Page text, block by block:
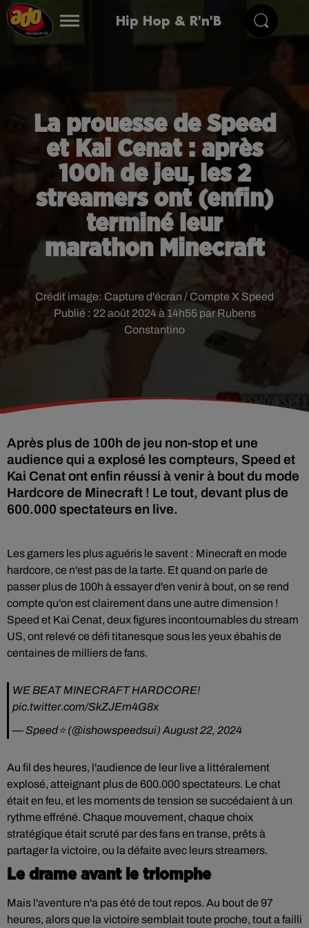
Hip Hop & R'n'B
La prouesse de Speed
et Kai Cenat : après
100h de jeu, les 2
streamers ont (enfin)
terminé leur
marathon Minecraft
Publié : 22 août 2024 à 14h55 par Rubens
Constantino
Crédit image: Capture d'écran / Compte X Speed
Après plus de 100h de jeu non-stop et une
audience qui a explosé les compteurs, Speed et
Kai Cenat ont enfin réussi à venir à bout du mode
Hardcore de Minecraft ! Le tout, devant plus de
600.000 spectateurs en live.
Les gamers les plus aguéris le savent : Minecraft en mode
hardcore, ce n'est pas de la tarte. Et quand on parle de
passer plus de 100h à essayer d'en venir à bout, on se rend
compte qu'on est clairement dans une autre dimension !
Speed et Kai Cenat, deux figures incontournables du stream
US, ont relevé ce défi titanesque sous les yeux ébahis de
centaines de milliers de fans.
WE BEAT MINECRAFT HARDCORE!
pic.twitter.com/SkZJEm4G8x
— Speed⭐️ (@ishowspeedsui) August 22, 2024
Au fil des heures, l'audience de leur live a littéralement
explosé, atteignant plus de 600.000 spectateurs. Le chat
était en feu, et les moments de tension se succédaient à un
rythme effréné. Chaque mouvement, chaque choix
stratégique était scruté par des fans en transe, prêts à
partager la victoire, ou la défaite avec leurs streamers.
Le drame avant le triomphe
Mais l'aventure n'a pas été de tout repos. Au bout de 97
heures, alors que la victoire semblait toute proche, tout a failli